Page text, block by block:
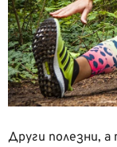
Други полезни,